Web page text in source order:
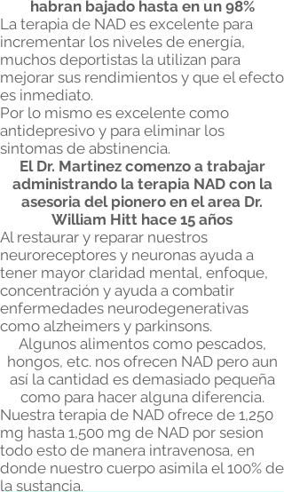
habran bajado hasta en un 98%
La terapia de NAD es excelente para
incrementar los niveles de energía,
muchos deportistas la utilizan para
mejorar sus rendimientos y que el efecto
es inmediato.
Por lo mismo es excelente como
antidepresivo y para eliminar los
sintomas de abstinencia.
El Dr. Martinez comenzo a trabajar
administrando la terapia NAD con la
asesoria del pionero en el area Dr.
William Hitt hace 15 años
Al restaurar y reparar nuestros
neuroreceptores y neuronas ayuda a
tener mayor claridad mental, enfoque,
concentración y ayuda a combatir
enfermedades neurodegenerativas
como alzheimers y parkinsons.
Algunos alimentos como pescados,
hongos, etc. nos ofrecen NAD pero aun
así la cantidad es demasiado pequeña
como para hacer alguna diferencia.
Nuestra terapia de NAD ofrece de 1,250
mg hasta 1,500 mg de NAD por sesion
todo esto de manera intravenosa, en
donde nuestro cuerpo asimila el 100% de
la sustancia.